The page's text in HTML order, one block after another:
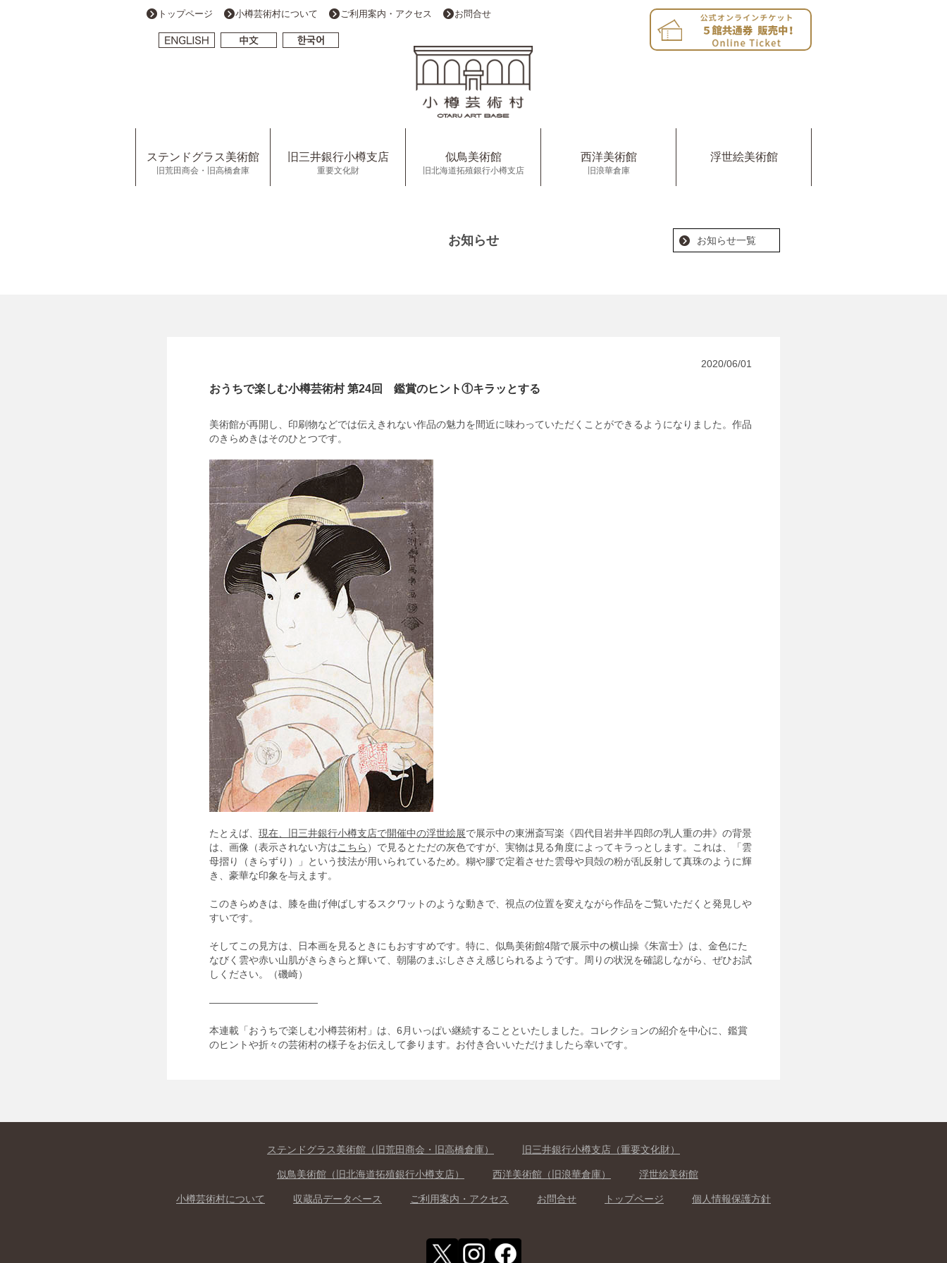
トップページ 小樽芸術村について ご利用案内・アクセス お問合せ
ステンドグラス美術館
旧荒田商会・旧高橋倉庫
旧三井銀行小樽支店
重要文化財
似鳥美術館
旧北海道拓殖銀行小樽支店
西洋美術館
旧浪華倉庫
浮世絵美術館
お知らせ お知らせ一覧
2020/06/01
おうちで楽しむ小樽芸術村 第24回 鑑賞のヒント①キラッとする
美術館が再開し、印刷物などでは伝えきれない作品の魅力を間近に味わっていただくことができるようになりました。作品
のきらめきはそのひとつです。
たとえば、 現在、旧三井銀行小樽支店で開催中の浮世絵展で展示中の東洲斎写楽《四代目岩井半四郎の乳人重の井》の背景
は、画像（表示されない方はこちら ）で見るとただの灰色ですが、実物は見る角度によってキラっとします。これは、「雲
母摺り（きらずり）」という技法が用いられているため。糊や膠で定着させた雲母や貝殻の粉が乱反射して真珠のように輝
き、豪華な印象を与えます。
このきらめきは、膝を曲げ伸ばしするスクワットのような動きで、視点の位置を変えながら作品をご覧いただくと発見しや
すいです。
そしてこの見方は、日本画を見るときにもおすすめです。特に、似鳥美術館4階で展示中の横山操《朱富士》は、金色にた
なびく雲や赤い山肌がきらきらと輝いて、朝陽のまぶしささえ感じられるようです。周りの状況を確認しながら、ぜひお試
しください。（磯崎）
―――――――――――
本連載「おうちで楽しむ小樽芸術村」は、6月いっぱい継続することといたしました。コレクションの紹介を中心に、鑑賞
のヒントや折々の芸術村の様子をお伝えして参ります。お付き合いいただけましたら幸いです。
ステンドグラス美術館（旧荒田商会・旧高橋倉庫） 旧三井銀行小樽支店（重要文化財）
似鳥美術館（旧北海道拓殖銀行小樽支店） 西洋美術館（旧浪華倉庫） 浮世絵美術館
小樽芸術村について 収蔵品データベース ご利用案内・アクセス お問合せ トップページ 個人情報保護方針